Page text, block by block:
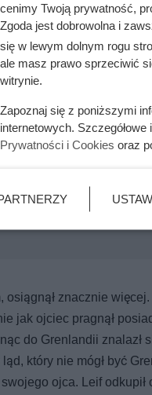
w nowej krainie,
pierwsze duże osiedle,
pochodzi słowo
rozcięci piłą i przybici do
znacznie
jak ojciec pragnął
do Grenlandii znalazł
który nie mógł być
ojca. Leif odkupił
cenimy Twoją prywatność,
Zgoda jest dobrowolna i
się w lewym dolnym rogu
ale masz prawo sprzeciwić
witrynie.
Zapoznaj się z poniższymi
internetowych.
Prywatności i Cookies oraz